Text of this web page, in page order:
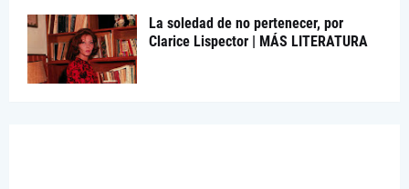
La soledad de no pertenecer, por
Clarice Lispector | MÁS LITERATURA